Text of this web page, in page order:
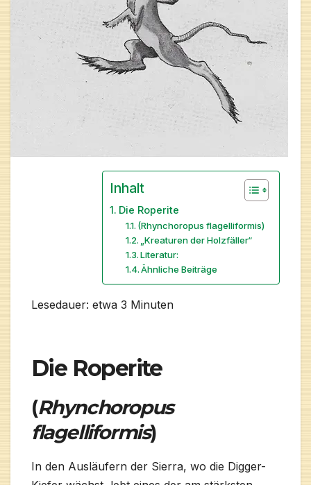
Inhalt
Die Roperite
(Rhynchoropus flagelliformis)
„Kreaturen der Holzfäller“
Literatur:
Ähnliche Beiträge
Lesedauer: etwa 3 Minuten
Die Roperite
(Rhynchoropus
flagelliformis)
In den Ausläufern der Sierra, wo die Digger-